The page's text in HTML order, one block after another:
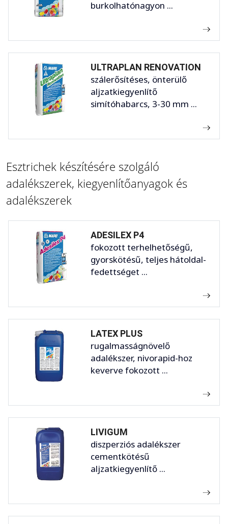
burkolhatónagyon ...
ULTRAPLAN RENOVATION
szálerősítéses, önterülő
aljzatkiegyenlítő
simítóhabarcs, 3-30 mm ...
Esztrichek készítésére szolgáló
adalékszerek, kiegyenlítőanyagok és
adalékszerek
ADESILEX P4
fokozott terhelhetőségű,
gyorskötésű, teljes hátoldal-
fedettséget ...
LATEX PLUS
rugalmasságnövelő
adalékszer, nivorapid-hoz
keverve fokozott ...
LIVIGUM
diszperziós adalékszer
cementkötésű
aljzatkiegyenlítő ...